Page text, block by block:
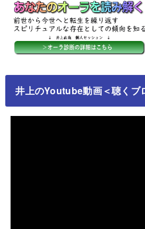
井上のYoutube動画＜聴くブ